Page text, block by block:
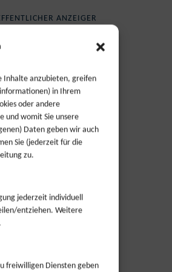
Inhalte anzubieten, greifen
in Ihrem
oder andere
und womit Sie unsere
Daten geben wir auch
Sie (jederzeit für die
zu.
jederzeit individuell
entziehen. Weitere
.
freiwilligen Diensten geben
ANZEIGER